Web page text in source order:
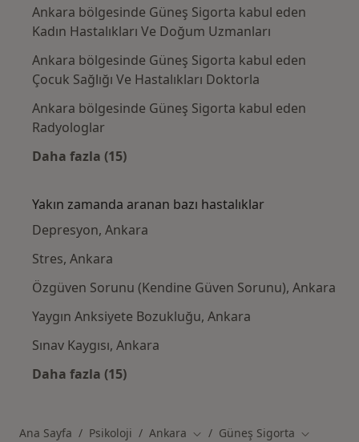
Ankara bölgesinde Güneş Sigorta kabul eden
Kadın Hastalıkları Ve Doğum Uzmanları
Ankara bölgesinde Güneş Sigorta kabul eden
Çocuk Sağlığı Ve Hastalıkları Doktorla
Ankara bölgesinde Güneş Sigorta kabul eden
Radyologlar
Daha fazla (15)
Yakın zamanda aranan bazı hastalıklar
Depresyon, Ankara
Stres, Ankara
Özgüven Sorunu (Kendine Güven Sorunu), Ankara
Yaygın Anksiyete Bozukluğu, Ankara
Sınav Kaygısı, Ankara
Daha fazla (15)
Ana Sayfa Psikoloji Ankara Şehir değiştir
Güneş Sigorta Şehir